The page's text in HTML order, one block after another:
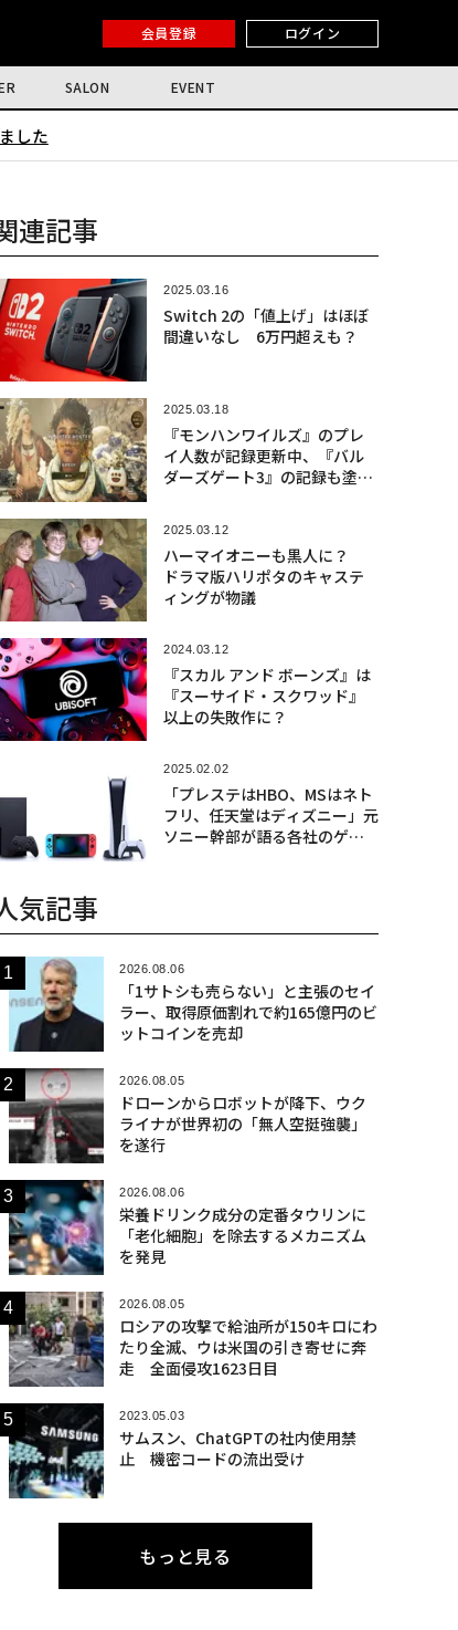
会員登録 ログイン
SALON EVENT
した
連記事
2025.03.16
Switch 2の「値上げ」はほぼ
間違いなし 6万円超えも？
2025.03.18
『モンハンワイルズ』のプレ
イ人数が記録更新中、『バル
ダーズゲート3』の記録も塗替
2025.03.12
ハーマイオニーも黒人に？
ドラマ版ハリポタのキャステ
ィングが物議
2024.03.12
『スカル アンド ボーンズ』は
『スーサイド・スクワッド』
以上の失敗作に？
2025.02.02
「プレステはHBO、MSはネト
フリ、任天堂はディズニー」元
ソニー幹部が語る各社のゲー
気記事
2026.08.06
「1サトシも売らない」と主張のセイ
ラー、取得原価割れで約165億円のビ
ットコインを売却
2026.08.05
ドローンからロボットが降下、ウク
ライナが世界初の「無人空挺強襲」
を遂行
2026.08.06
栄養ドリンク成分の定番タウリンに
「老化細胞」を除去するメカニズム
を発見
2026.08.05
ロシアの攻撃で給油所が150キロにわ
たり全滅、ウは米国の引き寄せに奔
走 全面侵攻1623日目
2023.05.03
サムスン、ChatGPTの社内使用禁
止 機密コードの流出受け
もっと見る